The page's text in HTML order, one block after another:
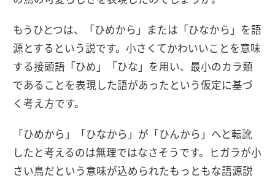
もうひとつは、「ひめから」または「ひなから」を語
源とするという説です。小さくてかわいいことを意味
する接頭語「ひめ」「ひな」を用い、最小のカラ類
であることを表現した語があったという仮定に基づ
く考え方です。
「ひめから」「ひなから」が「ひんから」へと転訛
したと考えるのは無理ではなさそうです。ヒガラが小
さい鳥だという意味が込められたもっともな語源説